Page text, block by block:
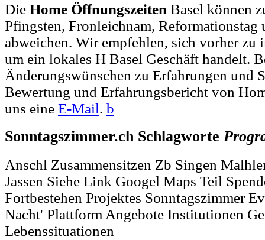
Die Home Öffnungszeiten Basel können
Pfingsten, Fronleichnam,
abweichen. Wir empfehlen, sich vorher zu
um ein lokales H Basel Geschäft handelt.
Änderungswünschen zu Erfahrungen und
Bewertung und Erfahrungsbericht von
uns eine E-Mail. b
Sonntagszimmer.ch Schlagworte
Anschl Zusammensitzen Zb Singen
Jassen Siehe Link Googel Maps Teil
Fortbestehen Projektes Sonntagszimmer
Nacht' Plattform Angebote Institutionen
Lebenssituationen